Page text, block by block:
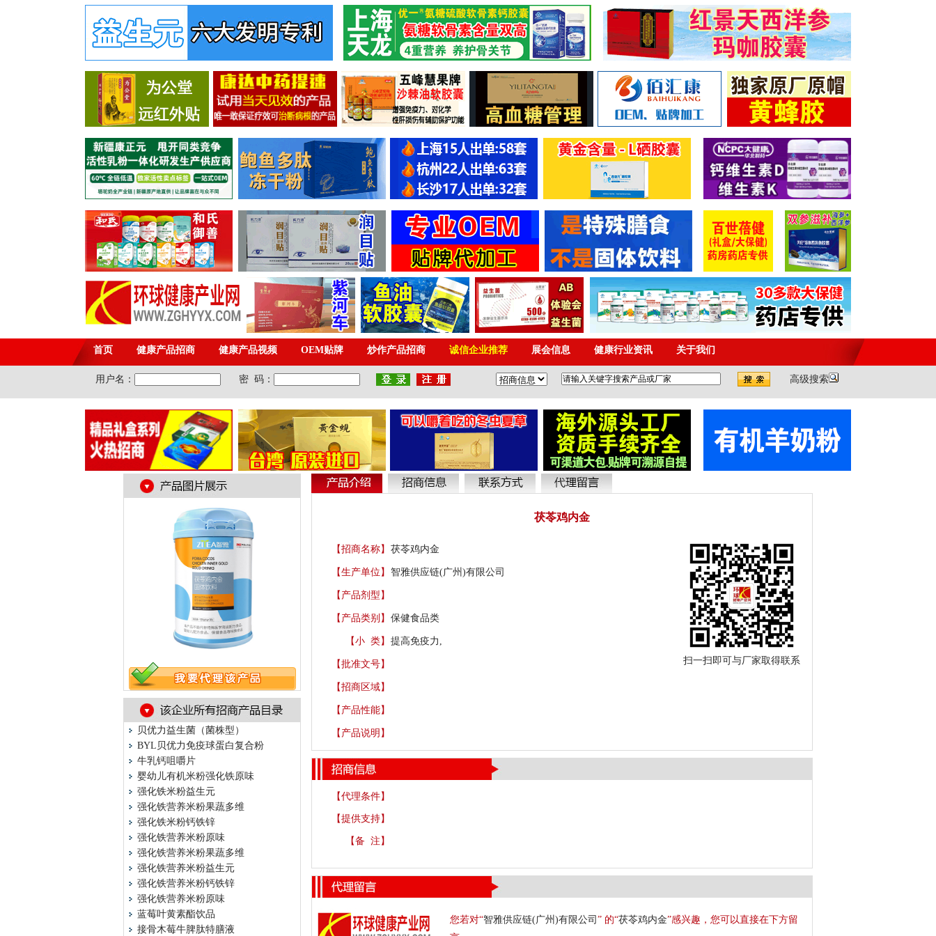
贝优力益生菌（菌株型）
BYL贝优力免疫球蛋白复合粉
牛乳钙咀嚼片
婴幼儿有机米粉强化铁原味
强化铁米粉益生元
强化铁营养米粉果蔬多维
强化铁米粉钙铁锌
强化铁营养米粉原味
强化铁营养米粉果蔬多维
强化铁营养米粉益生元
强化铁营养米粉钙铁锌
强化铁营养米粉原味
蓝莓叶黄素酯饮品
接骨木莓牛脾肽特膳液
茯苓鸡内金
【招商名称】 茯苓鸡内金
扫一扫即可与厂家取得联系
【生产单位】 智雅供应链(广州)有限公司
【产品剂型】
【产品类别】 保健食品类
【小 类】 提高免疫力,
【批准文号】
【招商区域】
【产品性能】
【产品说明】
【代理条件】
【提供支持】
【备 注】
您若对“智雅供应链(广州)有限公司 ” 的“茯苓鸡内金”感兴趣，您可以直接在下方留